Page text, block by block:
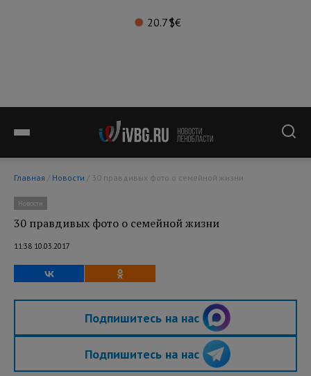
20.7°$€
Главная / Новости / 30 правдивых фото о семейной жизни
Новости
30 правдивых фото о семейной жизни
11:38 10.03.2017
Подпишитесь на нас
Подпишитесь на нас